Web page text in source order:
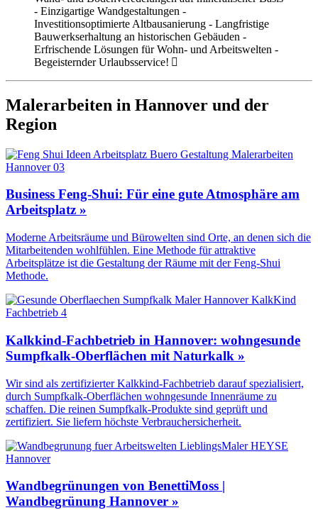
- Einzigartige Wandgestaltungen -
Investitionsoptimierte Altbausanierung - Langfristige
Bauwerkserhaltung an historischen Gebäuden -
Erfrischende Lösungen für Wohn- und Arbeitswelten -
Begeisternder Urlaubsservice!
Malerarbeiten in Hannover und der
Region
Business Feng-Shui: Für eine gute Atmosphäre am
Arbeitsplatz »
Moderne Arbeitsräume und Bürowelten sind Orte, an denen sich die
Mitarbeitenden wohlfühlen. Eine Methode für attraktive
Arbeitsplätze ist die Gestaltung der Räume mit der Feng-Shui
Methode.
Kalkkind-Fachbetrieb in Hannover: wohngesunde
Sumpfkalk-Oberflächen mit Naturkalk »
Wir sind als zertifizierter Kalkkind-Fachbetrieb darauf spezialisiert,
durch Sumpfkalk-Oberflächen wohngesunde Innenräume zu
schaffen. Die reinen Sumpfkalk-Produkte sind geprüft und
zertifiziert. Sie liefern höchste Verbrauchersicherheit.
Wandbegrünungen von BenettiMoss |
Wandbegrünung Hannover »